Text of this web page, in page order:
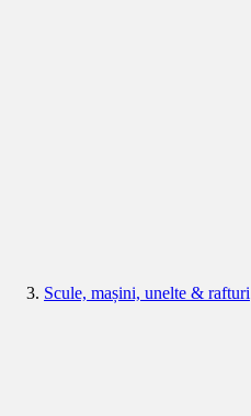
Scule, mașini, unelte & rafturi